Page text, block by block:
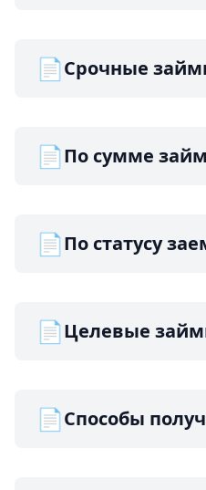
📄Срочные
📄По сумме
📄По статусу
📄Целевые
📄Способы